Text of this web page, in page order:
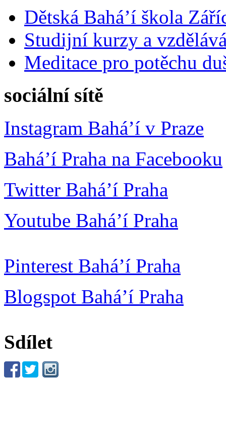
Dětská Bahá’í škola
Studijní kurzy a
Meditace pro potěchu
sociální sítě
Instagram Bahá’í v Praze
Bahá’í Praha na Facebooku
Twitter Bahá’í Praha
Youtube Bahá’í Praha
Pinterest Bahá’í Praha
Blogspot Bahá’í Praha
Sdílet